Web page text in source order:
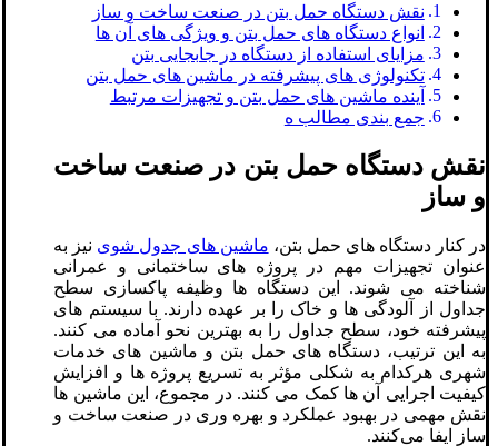
نقش دستگاه حمل بتن در صنعت ساخت‌ و ساز
انواع دستگاه‌ های حمل بتن و ویژگی‌ های آن‌ ها
مزایای استفاده از دستگاه در جابجایی بتن
تکنولوژی‌ های پیشرفته در ماشین‌ های حمل بتن
آینده ماشین‌ های حمل بتن و تجهیزات مرتبط
جمع بندی مطالب ه
نقش دستگاه حمل بتن در صنعت ساخت‌
و ساز
در کنار دستگاه‌ های حمل بتن، ماشین‌ های جدول شوی نیز به
عنوان تجهیزات مهم در پروژه‌ های ساختمانی و عمرانی
شناخته می ‌شوند. این دستگاه‌ ها وظیفه پاکسازی سطح
جداول از آلودگی‌ ها و خاک را بر عهده دارند. با سیستم ‌های
پیشرفته خود، سطح جداول را به بهترین نحو آماده می‌ کنند.
به این ترتیب، دستگاه‌ های حمل بتن و ماشین‌ های خدمات
شهری هرکدام به شکلی مؤثر به تسریع پروژه‌ ها و افزایش
کیفیت اجرایی آن ‌ها کمک می‌ کنند. در مجموع، این ماشین ‌ها
نقش مهمی در بهبود عملکرد و بهره ‌وری در صنعت ساخت ‌و
ساز ایفا می‌کنند.